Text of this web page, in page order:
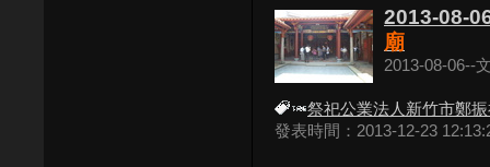
2013-08-
廟
2013-08-06--
祭祀公業法人新竹市鄭
發表時間：2013-12-23